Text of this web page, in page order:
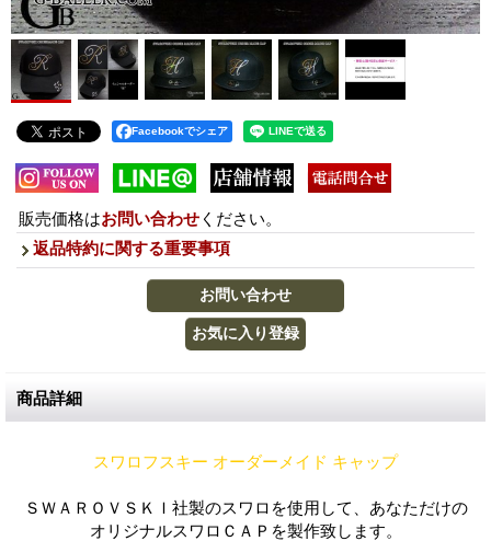
Facebookでシェア
販売価格はお問い合わせ ください。
返品特約に関する重要事項
商品詳細
スワロフスキー オーダーメイド キャップ
ＳＷＡＲＯＶＳＫＩ社製のスワロを使用して、あなただけの
オリジナルスワロＣＡＰを製作致します。